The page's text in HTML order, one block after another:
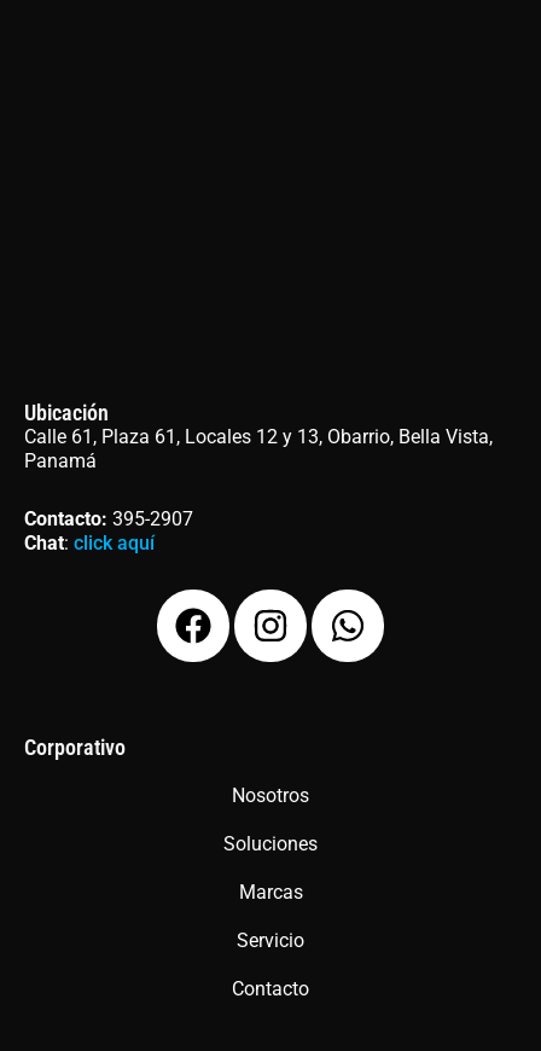
Ubicación
Calle 61, Plaza 61, Locales 12 y 13, Obarrio, Bella Vista,
Panamá
Contacto: 395-2907
Chat: click aquí
F
a
I
n
g
a
m
W
h
Corporativo
Nosotros
Soluciones
Marcas
Servicio
Contacto